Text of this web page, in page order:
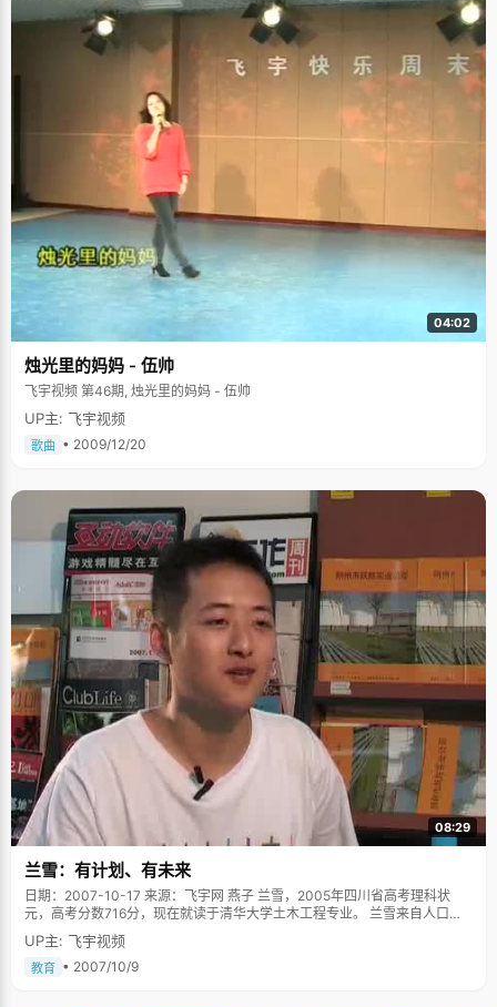
04:02
烛光里的妈妈 - 伍帅
飞宇视频 第46期, 烛光里的妈妈 - 伍帅
UP主: 飞宇视频
歌曲 • 2009/12/20
08:29
兰雪：有计划、有未来
日期：2007-10-17 来源：飞宇网 燕子 兰雪，2005年四川省高考理科状
元，高考分数716分，现在就读于清华大学土木工程专业。 兰雪来自人口大
省四川，除了05年的高考状元，他还创下了一个记录，我国恢复高考制度以
来最高的考分，716分。兰雪很随和健谈，已经完全脱离了高三时候浓浓的书
卷气息， 带着一种80后少有的成熟和见地，他锋芒毕露，但是不会张狂浮
UP主: 飞宇视频
教育 • 2007/10/9